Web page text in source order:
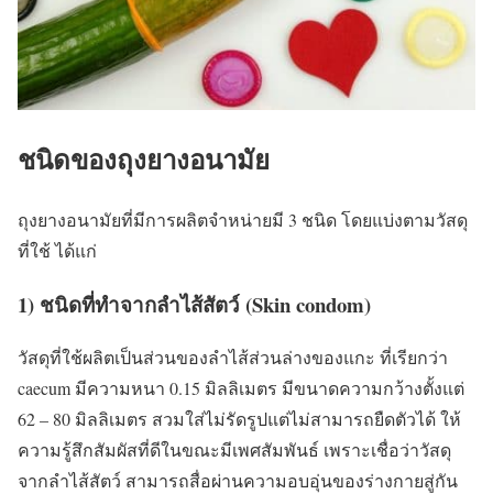
ชนิดของถุงยางอนามัย
ถุงยางอนามัยที่มีการผลิตจำหน่ายมี 3 ชนิด โดยแบ่งตามวัสดุ
ที่ใช้ ได้แก่
1) ชนิดที่ทำจากลำไส้สัตว์ (Skin condom)
วัสดุที่ใช้ผลิตเป็นส่วนของลำไส้ส่วนล่างของแกะ ที่เรียกว่า
caecum มีความหนา 0.15 มิลลิเมตร มีขนาดความกว้างตั้งแต่
62 – 80 มิลลิเมตร สวมใส่ไม่รัดรูปแต่ไม่สามารถยืดตัวได้ ให้
ความรู้สึกสัมผัสที่ดีในขณะมีเพศสัมพันธ์ เพราะเชื่อว่าวัสดุ
จากลำไส้สัตว์ สามารถสื่อผ่านความอบอุ่นของร่างกายสู่กัน